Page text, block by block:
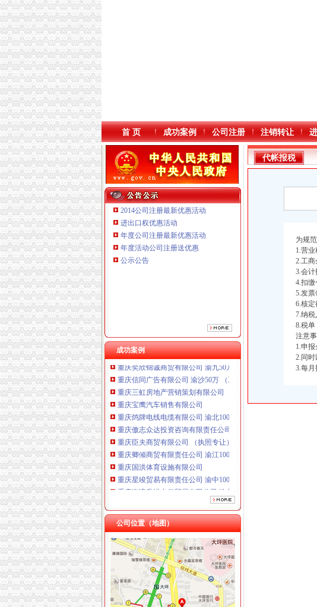
本站导航
首 页 成功案例 公司注册 注销转让
2014公司注册最新优惠活动
进出口权优惠活动
年度公司注册最新优惠活动
年度活动公司注册送优惠
公示公告
成功案例
重庆傲志众达投资咨询有限责任公司 渝九1000万 （增资）
重庆星竣贸易有限责任公司 渝中100万 （进出口权）
重庆海谛升进出口贸易有限公司 渝北100万 （进出口权）
重庆奕欣锦诚商贸有限公司 渝九50万 （工商注册）
重庆信同广告有限公司 渝沙50万 （工商注册）
重庆三虹房地产营销策划有限公司
重庆宝鹰汽车销售有限公司
重庆鸽牌电线电缆有限公司 渝北10010万 (进出口权)
重庆傲志众达投资咨询有限责任公司 渝九1000万 （增资）
重庆臣夫商贸有限公司 （执照专让）
重庆卿倾商贸有限责任公司 渝江100万 （工商注册）
重庆国洪体育设施有限公司
重庆星竣贸易有限责任公司 渝中100万 （进出口权）
重庆海谛升进出口贸易有限公司 渝北100万 （进出口权）
重庆奕欣锦诚商贸有限公司 渝九50万 （工商注册）
重庆信同广告有限公司 渝沙50万 （工商注册）
重庆三虹房地产营销策划有限公司
重庆宝鹰汽车销售有限公司
公司位置（地图）
工商动态
代帐报税
为规
1.营
2.工商
3.会计
4.扣缴
5.发票
6.核定
7.纳税
8.税单
注意事
1.申
2.同
3.每